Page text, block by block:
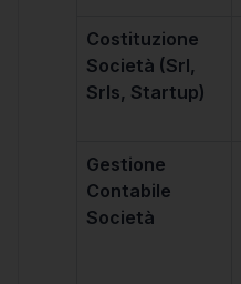
Costituzione
Società (Srl,
Srls, Startup)
Gestione
Contabile
Società